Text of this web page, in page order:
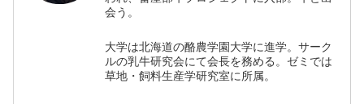
会う。
大学は北海道の酪農学園大学に進学。サーク
ルの乳牛研究会にて会長を務める。ゼミでは
草地・飼料生産学研究室に所属。